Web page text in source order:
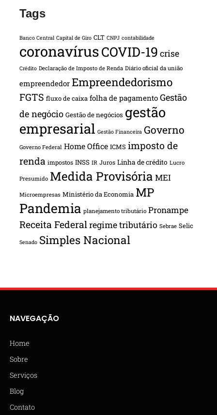
Tags
Banco Central Capital de Giro CLT CNPJ contabilidade
coronavírusCOVID-19 crise
Crédito Declaração de Imposto de Renda Diário oficial da união
empreendedor Empreendedorismo
FGTS fluxo de caixa folha de pagamento Gestão
de negócio Gestão de negócios gestão
empresarial Gestão Financeira Governo
Governo Federal Home Office ICMS imposto de
renda impostos INSS IR Juros Linha de crédito Lucro
Presumido Medida Provisória MEI
Microempresas Ministério da Economia MP
Pandemia planejamento tributário Pronampe
Receita Federalregime tributário Sebrae Selic
Senado Simples Nacional
NAVEGAÇÃO
Home
Sobre
Serviços
Blog
Contato